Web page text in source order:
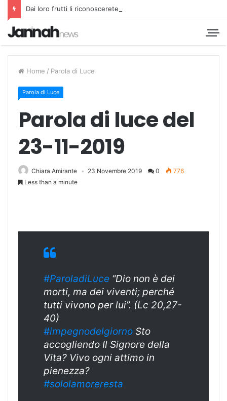
Dai loro frutti li riconoscerete
Home / Parola di Luce
Parola di Luce
Parola di luce del
23-11-2019
Chiara Amirante 23 Novembre 2019 0
776
Less than a minute
#ParoladiLuce “Dio non è dei
morti, ma dei viventi; perché
tutti vivono per lui”. (Lc 20,27-
40)
#impegnodelgiorno Sto
accogliendo Il Signore della
Vita? Vivo ogni attimo in
pienezza?
#sololamoreresta